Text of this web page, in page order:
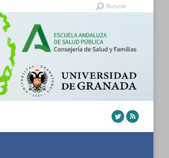
Buscar:Buscar
Twitter
Rss